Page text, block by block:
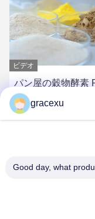
ビデオ
パン屋の穀物酵素
11.5 バンの目覚め
気への耐性を向上
gracexu
Good day, what